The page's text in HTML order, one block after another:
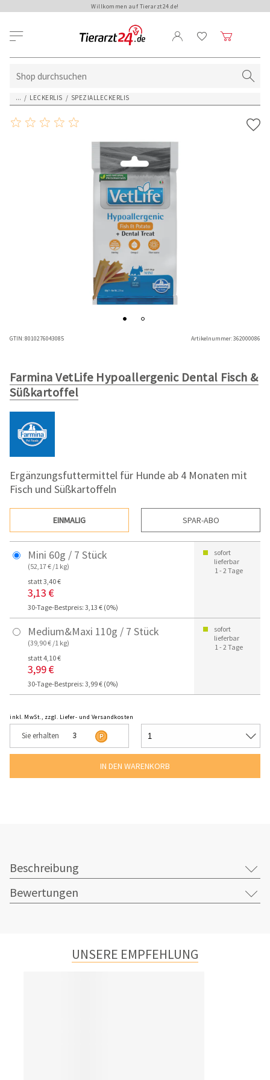
Willkommen auf Tierarzt24.de!
... / LECKERLIS / SPEZIALLECKERLIS
GTIN:8010276043085 Artikelnummer:362000086
Farmina VetLife Hypoallergenic Dental Fisch &
Süßkartoffel
Ergänzungsfuttermittel für Hunde ab 4 Monaten mit
Fisch und Süßkartoffeln
EINMALIG SPAR-ABO
Mini 60g / 7 Stück
(52,17 € /1 kg)
statt 3,40 €
3,13 €
30-Tage-Bestpreis: 3,13 € (0%)
sofort
lieferbar
1 - 2 Tage
Medium&Maxi 110g / 7 Stück
(39,90 € /1 kg)
statt 4,10 €
3,99 €
30-Tage-Bestpreis: 3,99 € (0%)
sofort
lieferbar
1 - 2 Tage
inkl. MwSt., zzgl. Liefer- und Versandkosten
Sie erhalten 3
Beschreibung
Bewertungen
UNSERE EMPFEHLUNG